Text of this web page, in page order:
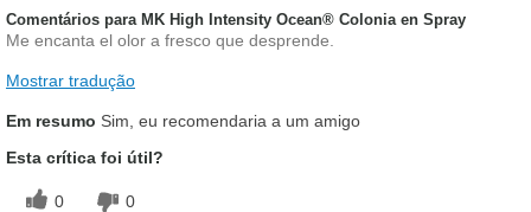
Comentários para MK High Intensity Ocean® Colonia en Spray
Me encanta el olor a fresco que desprende.
Mostrar tradução
Em resumo Sim, eu recomendaria a um amigo
Esta crítica foi útil?
0 0